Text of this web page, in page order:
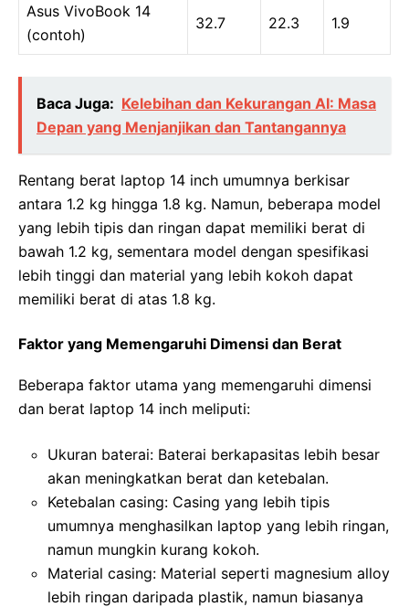
Asus VivoBook 14
(contoh)
32.7 22.3 1.9
Baca Juga: Kelebihan dan Kekurangan AI: Masa
Depan yang Menjanjikan dan Tantangannya
Rentang berat laptop 14 inch umumnya berkisar
antara 1.2 kg hingga 1.8 kg. Namun, beberapa model
yang lebih tipis dan ringan dapat memiliki berat di
bawah 1.2 kg, sementara model dengan spesifikasi
lebih tinggi dan material yang lebih kokoh dapat
memiliki berat di atas 1.8 kg.
Faktor yang Memengaruhi Dimensi dan Berat
Beberapa faktor utama yang memengaruhi dimensi
dan berat laptop 14 inch meliputi:
Ukuran baterai: Baterai berkapasitas lebih besar
akan meningkatkan berat dan ketebalan.
Ketebalan casing: Casing yang lebih tipis
umumnya menghasilkan laptop yang lebih ringan,
namun mungkin kurang kokoh.
Material casing: Material seperti magnesium alloy
lebih ringan daripada plastik, namun biasanya